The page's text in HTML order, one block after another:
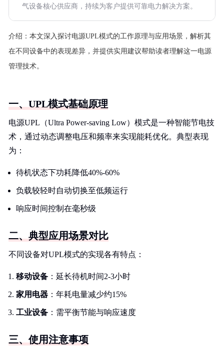
气设备核心供应商，持续为客户提供可靠电力解决方案。
介绍： 本文深入探讨电源UPL模式的工作原理与应用场景，解析其
在不同设备中的表现差异，并提供实用建议帮助读者理解这一电源
管理技术。
一、UPL模式基础原理
电源UPL（Ultra Power-saving Low）模式是一种智能节电技
术，通过动态调整电压和频率来实现能耗优化。典型表现
为：
待机状态下功耗降低40%-60%
负载较轻时自动切换至低频运行
响应时间控制在毫秒级
二、典型应用场景对比
不同设备对UPL模式的实现各有特点：
移动设备 ：延长待机时间2-3小时
家用电器 ：年耗电量减少约15%
工业设备 ：需平衡节能与响应速度
三、使用注意事项